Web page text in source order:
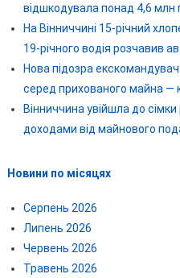
відшкодувала понад 4,6 млн
На Вінниччині 15-річний
19-річного водія розчавив
Нова підозра
серед прихованого майна —
Вінниччина увійшла до сімки
доходами від майнового
Новини по місяцях
Серпень 2026
Липень 2026
Червень 2026
Травень 2026